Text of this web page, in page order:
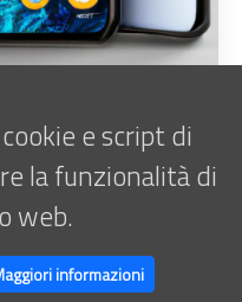
« 1 2 » »»
•ATATOR
with ❤ byBino
e script di
la funzionalità di
web.
informazioni